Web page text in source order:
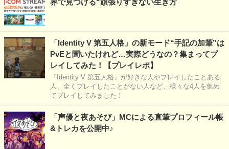
界で見つける“頑張りすぎない生き方
「Identity V 第五人格」の新モード“手記の加筆”は
PvEと聞いたけれど…実際どうなの？集まってプ
レイしてみた！【プレイレポ】
『Identity V 第五人格』が好きな人やプレイしたことある
人、全くプレイしたことがない人など、様々な4人を集め
てプレイしてみました！
「声優と夜あそび」MCによる直筆プロフィール帳
&トレカを公開中♪